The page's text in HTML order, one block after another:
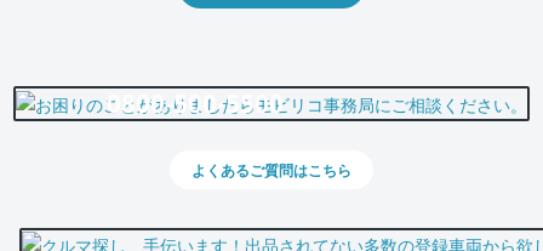
0800-500-5500
よくあるご質問はこちら